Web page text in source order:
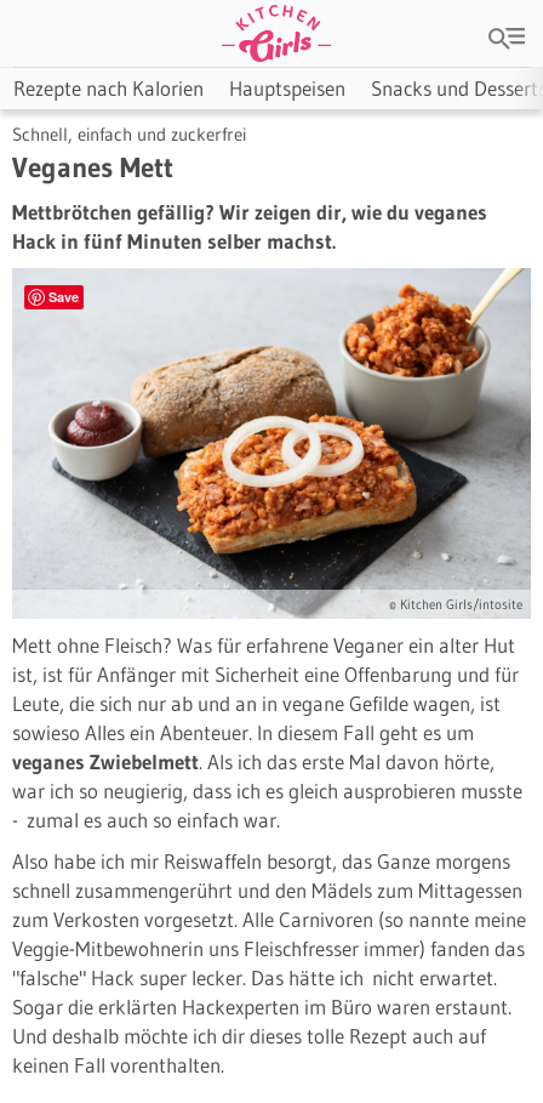
Rezepte nach Kalorien Hauptspeisen Snacks und
Schnell, einfach und zuckerfrei
Veganes Mett
Mettbrötchen gefällig? Wir zeigen dir, wie du veganes
Hack in fünf Minuten selber machst.
Save
© Kitchen Girls/intosite
Mett ohne Fleisch? Was für erfahrene Veganer ein alter Hut
ist, ist für Anfänger mit Sicherheit eine Offenbarung und für
Leute, die sich nur ab und an in vegane Gefilde wagen, ist
sowieso Alles ein Abenteuer. In diesem Fall geht es um
veganes Zwiebelmett. Als ich das erste Mal davon hörte,
war ich so neugierig, dass ich es gleich ausprobieren musste
- zumal es auch so einfach war.
Also habe ich mir Reiswaffeln besorgt, das Ganze morgens
schnell zusammengerührt und den Mädels zum Mittagessen
zum Verkosten vorgesetzt. Alle Carnivoren (so nannte meine
Veggie-Mitbewohnerin uns Fleischfresser immer) fanden das
"falsche" Hack super lecker. Das hätte ich nicht erwartet.
Sogar die erklärten Hackexperten im Büro waren erstaunt.
Und deshalb möchte ich dir dieses tolle Rezept auch auf
keinen Fall vorenthalten.